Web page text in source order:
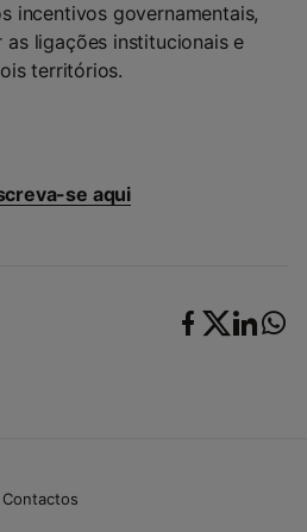
incentivos governamentais,
ligações institucionais e
territórios.
se aqui
Contactos